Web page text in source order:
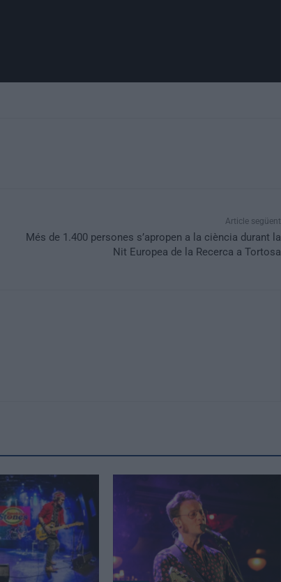
Article següent
Més de 1.400 persones s’apropen a la ciència durant la
Nit Europea de la Recerca a Tortosa